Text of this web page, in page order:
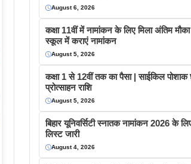
August 6, 2026
कक्षा 11वीं में नामांकन के लिए मिला अंतिम
स्कूल में कराएं नामांकन
August 5, 2026
कक्षा 1 से 12वीं तक का पैसा | साईकिल पोशाक
प्रोत्साहन राशि
August 5, 2026
बिहार यूनिवर्सिटी स्नातक नामांकन 2026 के
लिस्ट जारी
August 4, 2026